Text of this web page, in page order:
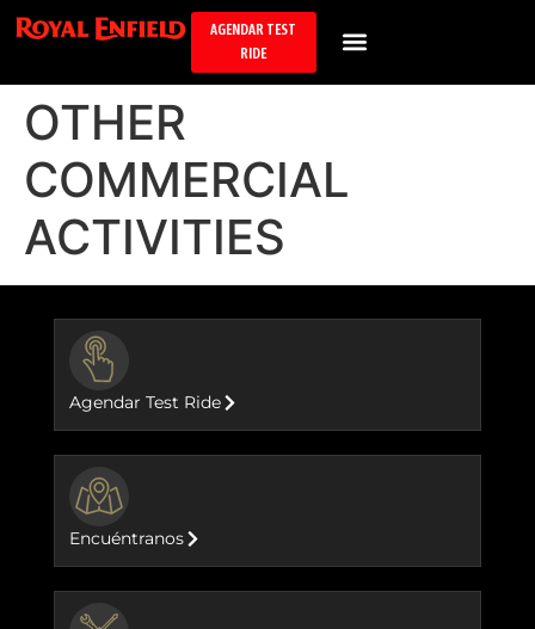
AGENDAR TEST
RIDE
OTHER
COMMERCIAL
ACTIVITIES
Agendar Test Ride
Encuéntranos